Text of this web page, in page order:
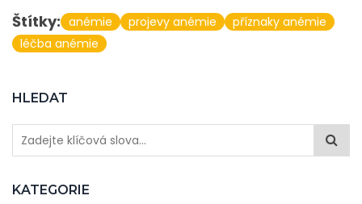
HLEDAT
KATEGORIE
Štítky: anémie projevy anémie
příznaky anémie
léčba anémie